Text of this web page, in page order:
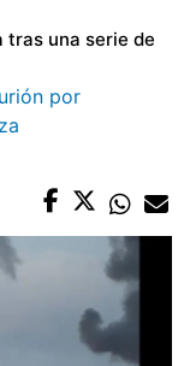
tras una serie de
por